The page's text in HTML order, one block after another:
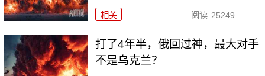
相关 阅读 25249
打了4年半，俄回过神，最大对手
不是乌克兰？